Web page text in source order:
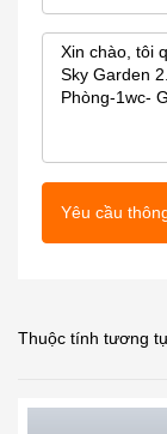
Yêu cầu
Thuộc tính tương